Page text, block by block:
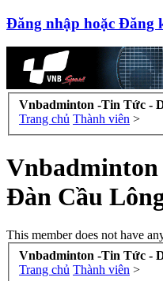
Đăng nhập hoặc Đăng
Vnbadminton -Tin Tức -
Trang chủ Thành viên >
Đàn Cầu
This member does not have
Vnbadminton -Tin Tức -
Trang chủ Thành viên >